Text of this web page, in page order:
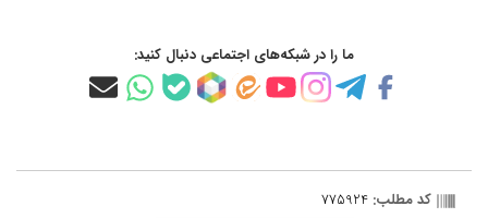
ما را در شبکه‌های اجتماعی دنبال کنید:
کد مطلب: 775924